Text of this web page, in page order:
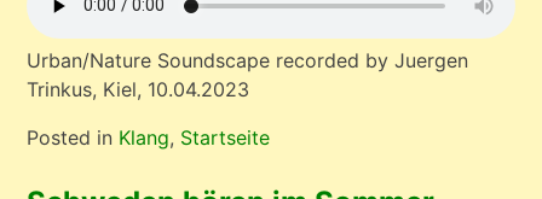
Urban/Nature Soundscape recorded by Juergen
Trinkus, Kiel, 10.04.2023
Posted in Klang, Startseite